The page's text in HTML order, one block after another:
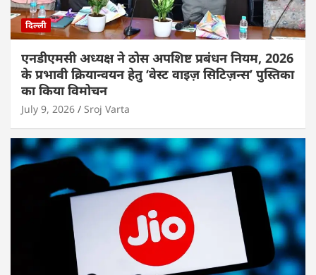
दिल्ली
एनडीएमसी अध्यक्ष ने ठोस अपशिष्ट प्रबंधन नियम, 2026
के प्रभावी क्रियान्वयन हेतु ‘वेस्ट वाइज़ सिटिज़न्स’ पुस्तिका
का किया विमोचन
July 9, 2026 Sroj Varta